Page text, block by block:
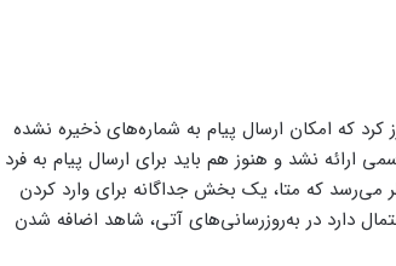
که امکان ارسال پیام به شماره‌های ذخیره نشده
ارائه نشد و هنوز هم باید برای ارسال پیام به فرد
می‌رسد که متا، یک بخش جداگانه برای وارد کردن
دارد در به‌روزرسانی‌های آتی، شاهد اضافه شدن
کاربران از مشکلات کابل شارژ گلکسی S25
اولترا و پلاس خبر می‌دهند